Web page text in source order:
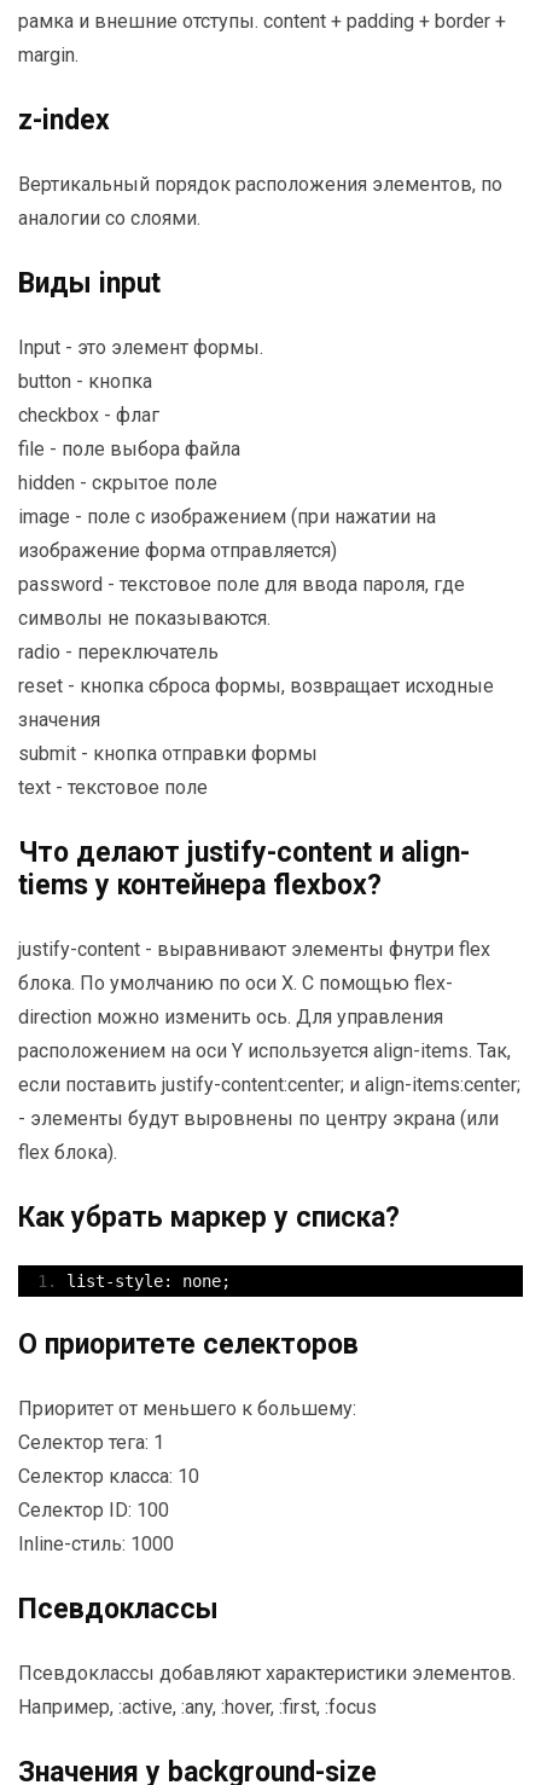
рамка и внешние отступы. content + padding + border +
margin.
z-index
Вертикальный порядок расположения элементов, по
аналогии со слоями.
Виды input
Input - это элемент формы.
button - кнопка
checkbox - флаг
file - поле выбора файла
hidden - скрытое поле
image - поле с изображением (при нажатии на
изображение форма отправляется)
password - текстовое поле для ввода пароля, где
символы не показываются.
radio - переключатель
reset - кнопка сброса формы, возвращает исходные
значения
submit - кнопка отправки формы
text - текстовое поле
Что делают justify-content и align-
tiems у контейнера flexbox?
justify-content - выравнивают элементы фнутри flex
блока. По умолчанию по оси X. С помощью flex-
direction можно изменить ось. Для управления
расположением на оси Y используется align-items. Так,
если поставить justify-content:center; и align-items:center;
- элементы будут выровнены по центру экрана (или
flex блока).
Как убрать маркер у списка?
list-style: none;
О приоритете селекторов
Приоритет от меньшего к большему:
Селектор тега: 1
Селектор класса: 10
Селектор ID: 100
Inline-стиль: 1000
Псевдоклассы
Псевдоклассы добавляют характеристики элементов.
Например, :active, :any, :hover, :first, :focus
Значения у background-size